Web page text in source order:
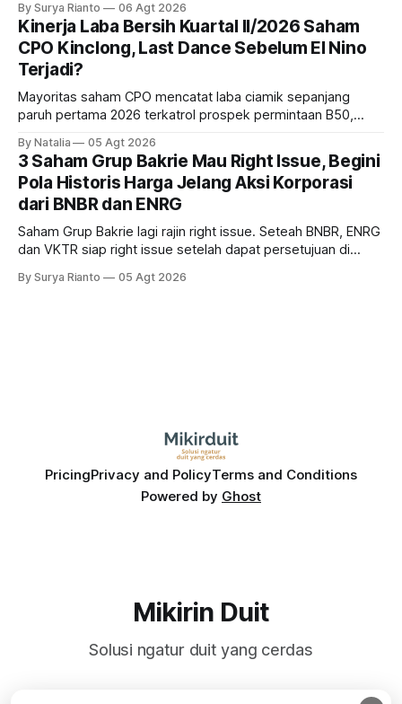
bank ke depannya?
By Surya Rianto 06 Agt 2026
Kinerja Laba Bersih Kuartal II/2026 Saham
CPO Kinclong, Last Dance Sebelum El Nino
Terjadi?
Mayoritas saham CPO mencatat laba ciamik sepanjang
paruh pertama 2026 terkatrol prospek permintaan B50,
diprediksi semakin terlihat mendekati 2027. Kira-kira gimana
prospeknya? apakah masih menarik dilirik sektor ini?
By Natalia 05 Agt 2026
3 Saham Grup Bakrie Mau Right Issue, Begini
Pola Historis Harga Jelang Aksi Korporasi
dari BNBR dan ENRG
Saham Grup Bakrie lagi rajin right issue. Seteah BNBR, ENRG
dan VKTR siap right issue setelah dapat persetujuan di
pola saham Grup Bakrie jelang right issue
By Surya Rianto 05 Agt 2026
PricingPrivacy and PolicyTerms and Conditions
Powered by Ghost
Mikirin Duit
Solusi ngatur duit yang cerdas